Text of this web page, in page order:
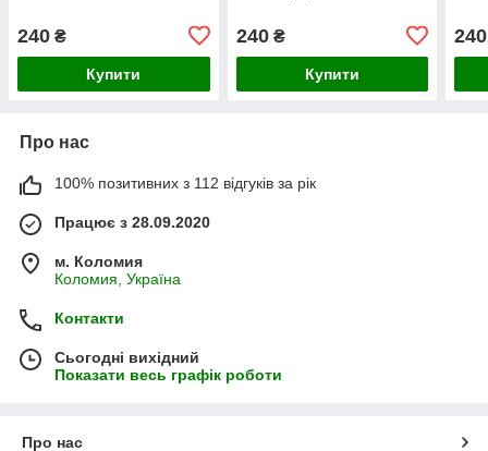
240 ₴
Купити
240₴
Купити
240
Про нас
100% позитивних з 112 відгуків за рік
Працює з 28.09.2020
м. Коломия
Коломия, Україна
Контакти
Сьогодні вихідний
Показати весь графік роботи
Про нас